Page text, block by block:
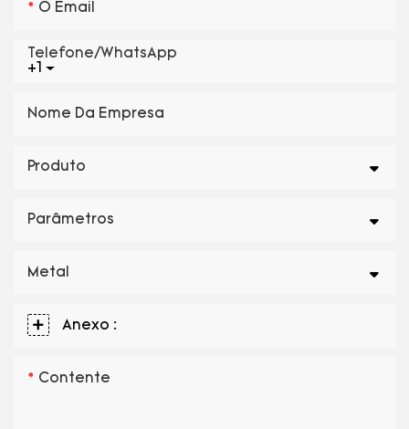
O Email
+1
Telefone/WhatsApp
Nome Da Empresa
Produto
Parâmetros
Metal
Anexo :
Contente